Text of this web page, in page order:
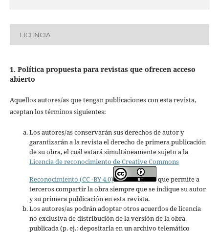
LICENCIA
1. Política propuesta para revistas que ofrecen acceso
abierto
Aquellos autores/as que tengan publicaciones con esta revista,
aceptan los términos siguientes:
Los autores/as conservarán sus derechos de autor y
garantizarán a la revista el derecho de primera publicación
de su obra, el cuál estará simultáneamente sujeto a la
Licencia de reconocimiento de Creative Commons
Reconocimiento (CC -BY 4.0)
que permite a
terceros compartir la obra siempre que se indique su autor
y su primera publicación en esta revista.
Los autores/as podrán adoptar otros acuerdos de licencia
no exclusiva de distribución de la versión de la obra
publicada (p. ej.: depositarla en un archivo telemático